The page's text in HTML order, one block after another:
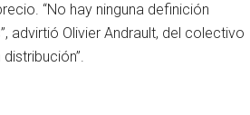
“No hay ninguna definición
advirtió Olivier Andrault, del colectivo